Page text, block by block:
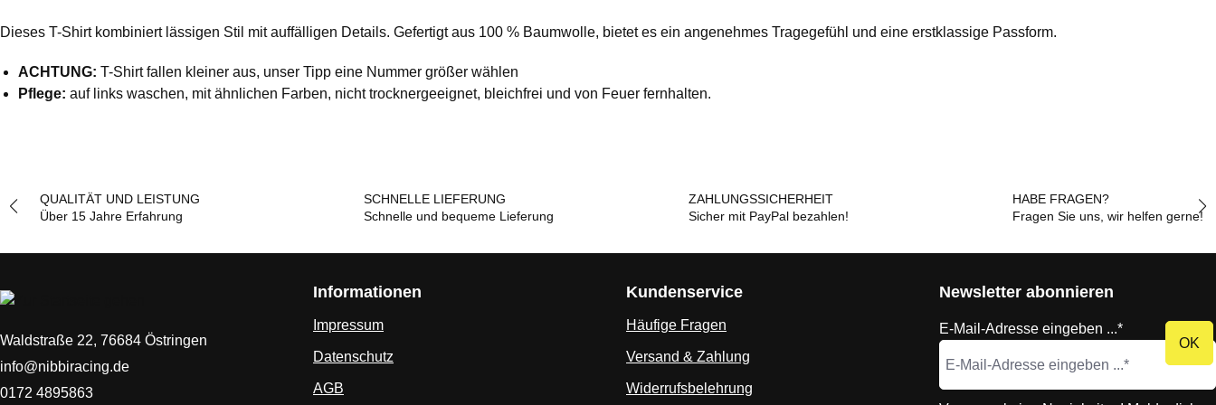
Dieses T-Shirt kombiniert lässigen Stil mit auffälligen Details. Gefertigt aus 100 % Baumwolle, bietet es ein angenehmes Tragegefühl und eine erstklassige Passform.
ACHTUNG: T-Shirt fallen kleiner aus, unser Tipp eine Nummer größer wählen
Pflege: auf links waschen, mit ähnlichen Farben, nicht trocknergeeignet, bleichfrei und von Feuer fernhalten.
QUALITÄT UND LEISTUNG
Über 15 Jahre Erfahrung
SCHNELLE LIEFERUNG
Schnelle und bequeme Lieferung
ZAHLUNGSSICHERHEIT
Sicher mit PayPal bezahlen!
HABE FRAGEN?
Fragen Sie uns, wir helfen gerne!
Waldstraße 22, 76684 Östringen
info@nibbiracing.de
0172 4895863
Informationen
Impressum
Datenschutz
AGB
Kundenservice
Häufige Fragen
Versand & Zahlung
Widerrufsbelehrung
Newsletter abonnieren
E-Mail-Adresse eingeben ...*
OK